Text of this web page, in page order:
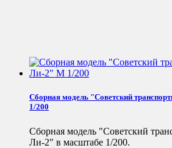
Сборная модель "Советский
1/200
Сборная модель "Советский
Ли-2" в масштабе 1/200.